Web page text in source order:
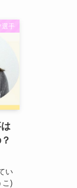
選手
い
こ)